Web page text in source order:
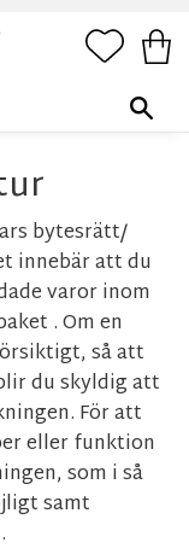
bytesrätt/
innebär att du
varor inom
. Om en
så att
du skyldig att
För att
eller funktion
som i så
samt